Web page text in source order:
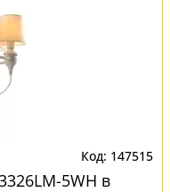
147515
5WH в